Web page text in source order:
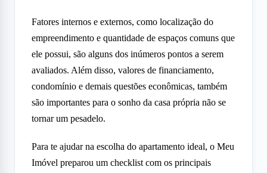
Fatores internos e externos, como localização do
empreendimento e quantidade de espaços comuns que
ele possui, são alguns dos inúmeros pontos a serem
avaliados. Além disso, valores de financiamento,
condomínio e demais questões econômicas, também
são importantes para o sonho da casa própria não se
tornar um pesadelo.
Para te ajudar na escolha do apartamento ideal, o Meu
Imóvel preparou um checklist com os principais